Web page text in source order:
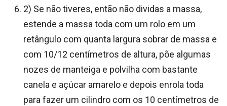
2) Se não tiveres, então não dividas a massa,
estende a massa toda com um rolo em um
retângulo com quanta largura sobrar de massa e
com 10/12 centímetros de altura, põe algumas
nozes de manteiga e polvilha com bastante
canela e açúcar amarelo e depois enrola toda
para fazer um cilindro com os 10 centímetros de